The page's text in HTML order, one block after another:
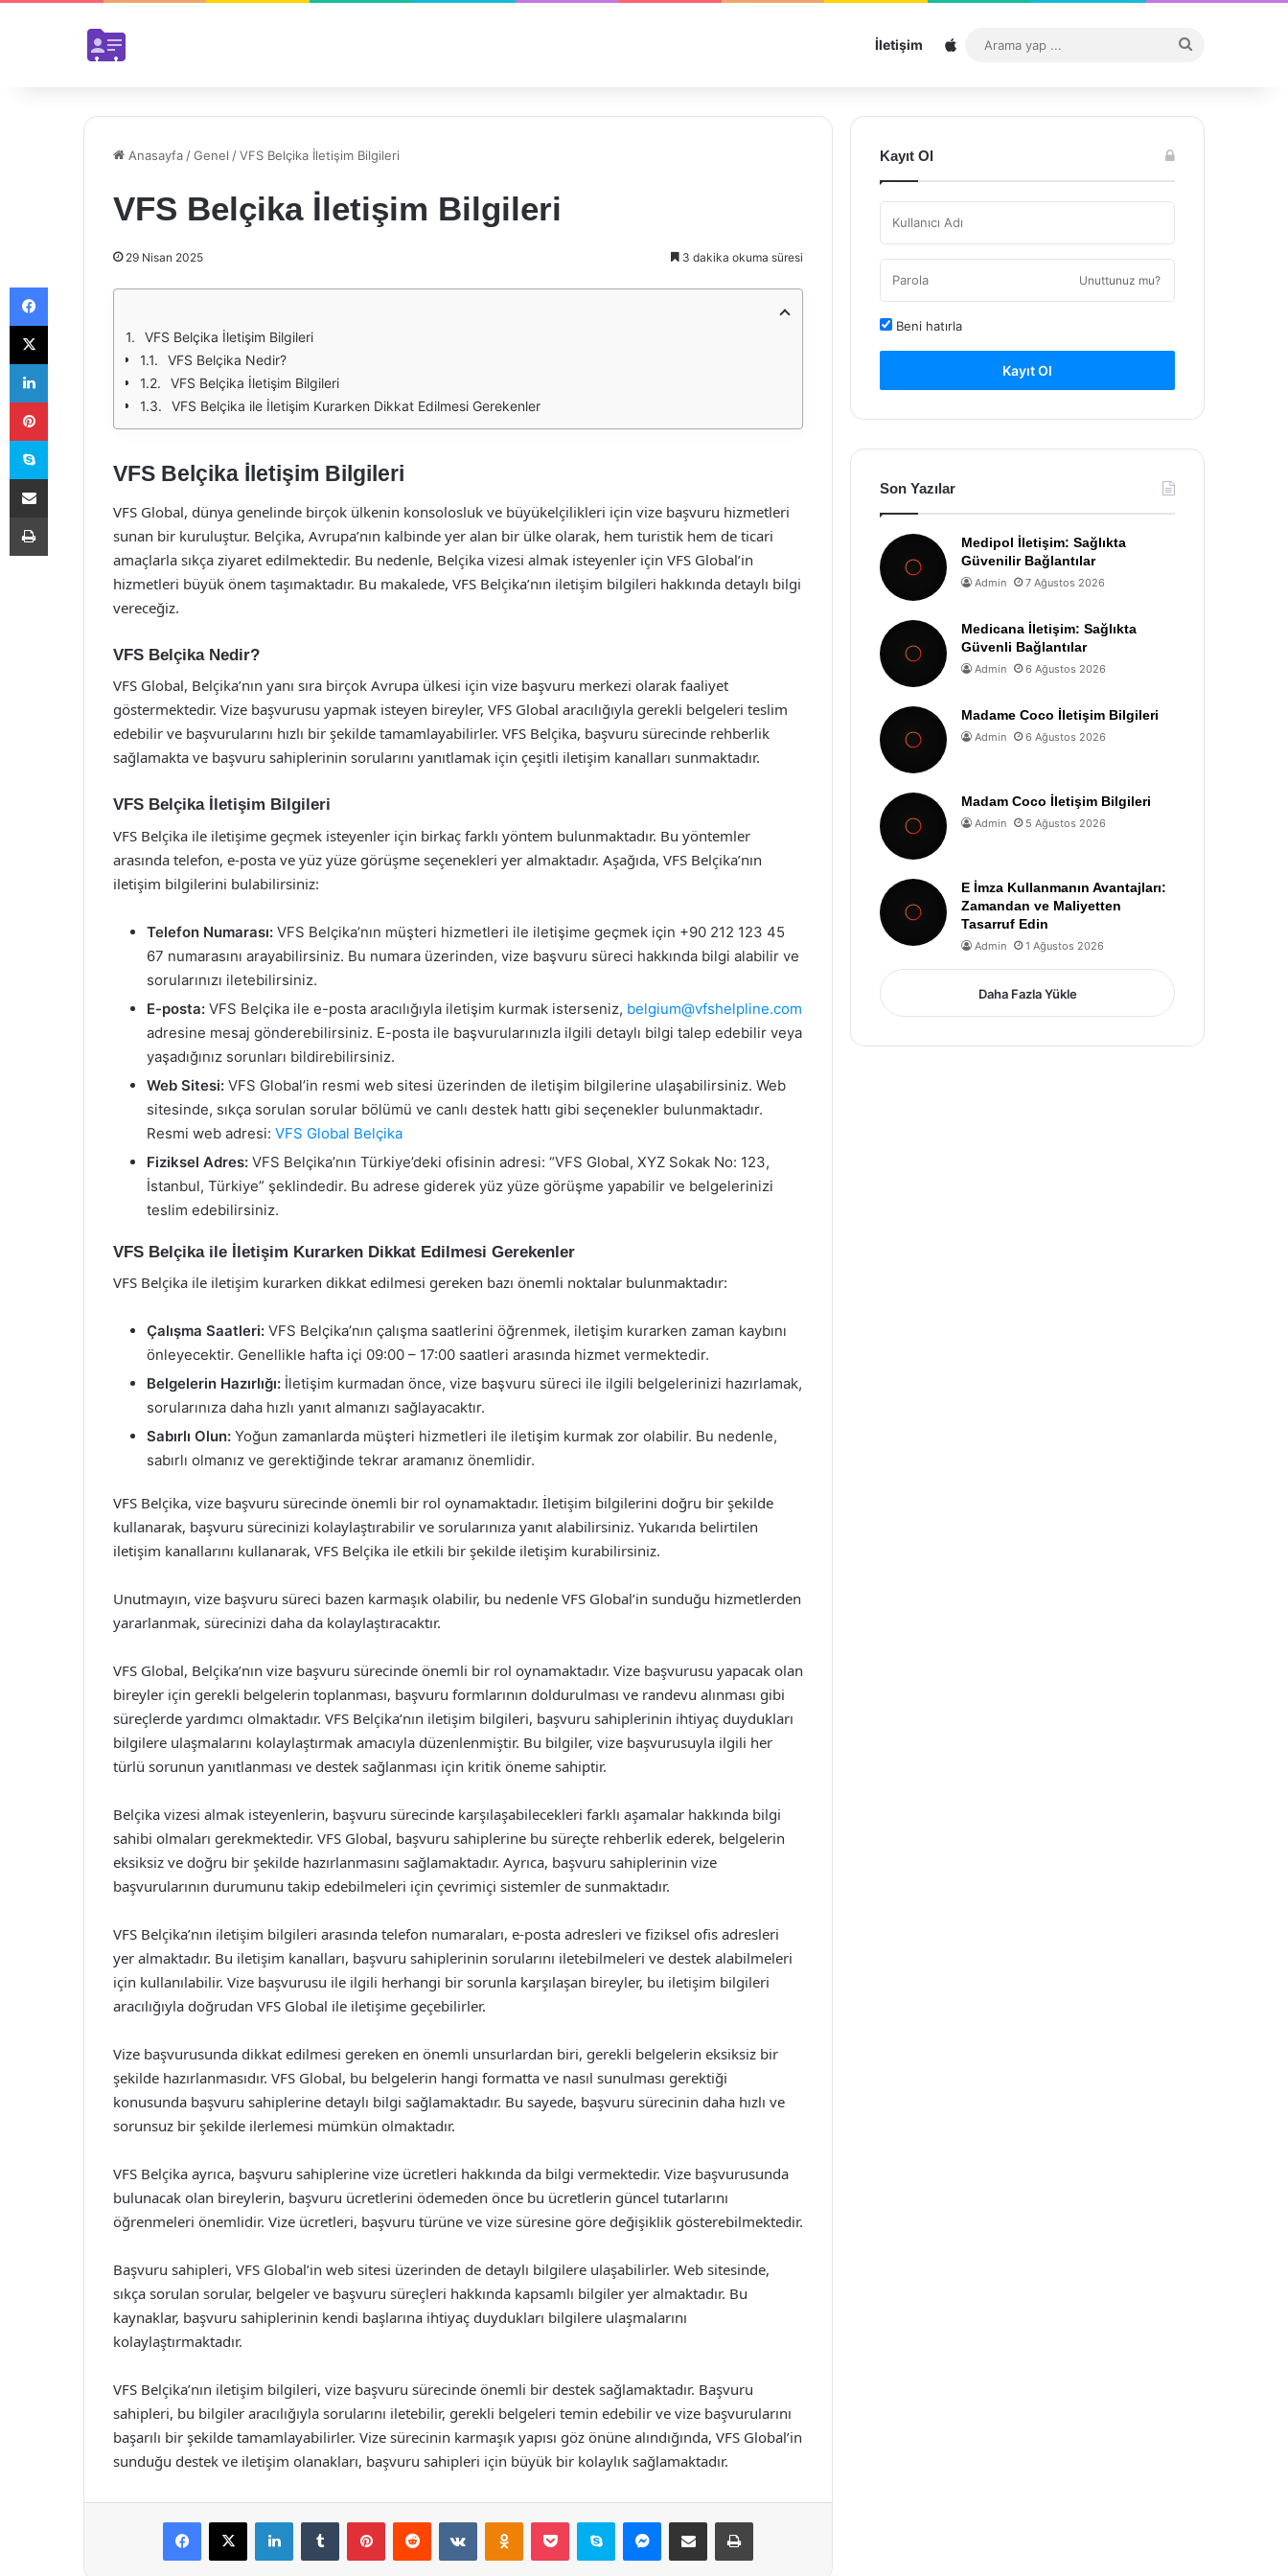
İletişim Sitemap
...
Anasayfa /Genel /VFS Belçika İletişim Bilgileri
VFS Belçika İletişim Bilgileri
29 Nisan 2025 3 dakika okuma süresi
VFS Belçika İletişim Bilgileri
VFS Belçika Nedir?
VFS Belçika İletişim Bilgileri
VFS Belçika ile İletişim Kurarken Dikkat Edilmesi Gerekenler
VFS Belçika İletişim Bilgileri
VFS Global, dünya genelinde birçok ülkenin konsolosluk ve büyükelçilikleri için vize başvuru hizmetleri
sunan bir kuruluştur. Belçika, Avrupa’nın kalbinde yer alan bir ülke olarak, hem turistik hem de ticari
amaçlarla sıkça ziyaret edilmektedir. Bu nedenle, Belçika vizesi almak isteyenler için VFS Global’in
hizmetleri büyük önem taşımaktadır. Bu makalede, VFS Belçika’nın iletişim bilgileri hakkında detaylı bilgi
vereceğiz.
VFS Belçika Nedir?
VFS Global, Belçika’nın yanı sıra birçok Avrupa ülkesi için vize başvuru merkezi olarak faaliyet
göstermektedir. Vize başvurusu yapmak isteyen bireyler, VFS Global aracılığıyla gerekli belgeleri teslim
edebilir ve başvurularını hızlı bir şekilde tamamlayabilirler. VFS Belçika, başvuru sürecinde rehberlik
sağlamakta ve başvuru sahiplerinin sorularını yanıtlamak için çeşitli iletişim kanalları sunmaktadır.
VFS Belçika İletişim Bilgileri
VFS Belçika ile iletişime geçmek isteyenler için birkaç farklı yöntem bulunmaktadır. Bu yöntemler
arasında telefon, e-posta ve yüz yüze görüşme seçenekleri yer almaktadır. Aşağıda, VFS Belçika’nın
iletişim bilgilerini bulabilirsiniz:
Telefon Numarası: VFS Belçika’nın müşteri hizmetleri ile iletişime geçmek için +90 212 123 45
67 numarasını arayabilirsiniz. Bu numara üzerinden, vize başvuru süreci hakkında bilgi alabilir ve
sorularınızı iletebilirsiniz.
E-posta: VFS Belçika ile e-posta aracılığıyla iletişim kurmak isterseniz, belgium@vfshelpline.com
adresine mesaj gönderebilirsiniz. E-posta ile başvurularınızla ilgili detaylı bilgi talep edebilir veya
yaşadığınız sorunları bildirebilirsiniz.
Web Sitesi: VFS Global’in resmi web sitesi üzerinden de iletişim bilgilerine ulaşabilirsiniz. Web
sitesinde, sıkça sorulan sorular bölümü ve canlı destek hattı gibi seçenekler bulunmaktadır.
Resmi web adresi: VFS Global Belçika
Fiziksel Adres: VFS Belçika’nın Türkiye’deki ofisinin adresi: “VFS Global, XYZ Sokak No: 123,
İstanbul, Türkiye” şeklindedir. Bu adrese giderek yüz yüze görüşme yapabilir ve belgelerinizi
teslim edebilirsiniz.
VFS Belçika ile İletişim Kurarken Dikkat Edilmesi Gerekenler
VFS Belçika ile iletişim kurarken dikkat edilmesi gereken bazı önemli noktalar bulunmaktadır:
Çalışma Saatleri: VFS Belçika’nın çalışma saatlerini öğrenmek, iletişim kurarken zaman kaybını
önleyecektir. Genellikle hafta içi 09:00 – 17:00 saatleri arasında hizmet vermektedir.
Belgelerin Hazırlığı: İletişim kurmadan önce, vize başvuru süreci ile ilgili belgelerinizi hazırlamak,
sorularınıza daha hızlı yanıt almanızı sağlayacaktır.
Sabırlı Olun: Yoğun zamanlarda müşteri hizmetleri ile iletişim kurmak zor olabilir. Bu nedenle,
sabırlı olmanız ve gerektiğinde tekrar aramanız önemlidir.
VFS Belçika, vize başvuru sürecinde önemli bir rol oynamaktadır. İletişim bilgilerini doğru bir şekilde
kullanarak, başvuru sürecinizi kolaylaştırabilir ve sorularınıza yanıt alabilirsiniz. Yukarıda belirtilen
iletişim kanallarını kullanarak, VFS Belçika ile etkili bir şekilde iletişim kurabilirsiniz.
Unutmayın, vize başvuru süreci bazen karmaşık olabilir, bu nedenle VFS Global’in sunduğu hizmetlerden
yararlanmak, sürecinizi daha da kolaylaştıracaktır.
VFS Global, Belçika’nın vize başvuru sürecinde önemli bir rol oynamaktadır. Vize başvurusu yapacak olan
bireyler için gerekli belgelerin toplanması, başvuru formlarının doldurulması ve randevu alınması gibi
süreçlerde yardımcı olmaktadır. VFS Belçika’nın iletişim bilgileri, başvuru sahiplerinin ihtiyaç duydukları
bilgilere ulaşmalarını kolaylaştırmak amacıyla düzenlenmiştir. Bu bilgiler, vize başvurusuyla ilgili her
türlü sorunun yanıtlanması ve destek sağlanması için kritik öneme sahiptir.
Belçika vizesi almak isteyenlerin, başvuru sürecinde karşılaşabilecekleri farklı aşamalar hakkında bilgi
sahibi olmaları gerekmektedir. VFS Global, başvuru sahiplerine bu süreçte rehberlik ederek, belgelerin
eksiksiz ve doğru bir şekilde hazırlanmasını sağlamaktadır. Ayrıca, başvuru sahiplerinin vize
başvurularının durumunu takip edebilmeleri için çevrimiçi sistemler de sunmaktadır.
VFS Belçika’nın iletişim bilgileri arasında telefon numaraları, e-posta adresleri ve fiziksel ofis adresleri
yer almaktadır. Bu iletişim kanalları, başvuru sahiplerinin sorularını iletebilmeleri ve destek alabilmeleri
için kullanılabilir. Vize başvurusu ile ilgili herhangi bir sorunla karşılaşan bireyler, bu iletişim bilgileri
aracılığıyla doğrudan VFS Global ile iletişime geçebilirler.
Vize başvurusunda dikkat edilmesi gereken en önemli unsurlardan biri, gerekli belgelerin eksiksiz bir
şekilde hazırlanmasıdır. VFS Global, bu belgelerin hangi formatta ve nasıl sunulması gerektiği
konusunda başvuru sahiplerine detaylı bilgi sağlamaktadır. Bu sayede, başvuru sürecinin daha hızlı ve
sorunsuz bir şekilde ilerlemesi mümkün olmaktadır.
VFS Belçika ayrıca, başvuru sahiplerine vize ücretleri hakkında da bilgi vermektedir. Vize başvurusunda
bulunacak olan bireylerin, başvuru ücretlerini ödemeden önce bu ücretlerin güncel tutarlarını
öğrenmeleri önemlidir. Vize ücretleri, başvuru türüne ve vize süresine göre değişiklik gösterebilmektedir.
Başvuru sahipleri, VFS Global’in web sitesi üzerinden de detaylı bilgilere ulaşabilirler. Web sitesinde,
sıkça sorulan sorular, belgeler ve başvuru süreçleri hakkında kapsamlı bilgiler yer almaktadır. Bu
kaynaklar, başvuru sahiplerinin kendi başlarına ihtiyaç duydukları bilgilere ulaşmalarını
kolaylaştırmaktadır.
VFS Belçika’nın iletişim bilgileri, vize başvuru sürecinde önemli bir destek sağlamaktadır. Başvuru
sahipleri, bu bilgiler aracılığıyla sorularını iletebilir, gerekli belgeleri temin edebilir ve vize başvurularını
başarılı bir şekilde tamamlayabilirler. Vize sürecinin karmaşık yapısı göz önüne alındığında, VFS Global’in
sunduğu destek ve iletişim olanakları, başvuru sahipleri için büyük bir kolaylık sağlamaktadır.
Facebook
X LinkedInTumblr PinterestReddit VKontakteOdnoklassniki
Pocket Skype Messenger
E-Posta ile paylaş Yazdır
Kayıt Ol
Unuttunuz mu?
Beni hatırla
Kayıt Ol
Son Yazılar
Medipol İletişim: Sağlıkta
Güvenilir Bağlantılar
Admin 7 Ağustos 2026
Medicana İletişim: Sağlıkta
Güvenli Bağlantılar
Admin 6 Ağustos 2026
Madame Coco İletişim Bilgileri
Admin 6 Ağustos 2026
Madam Coco İletişim Bilgileri
Admin 5 Ağustos 2026
E İmza Kullanmanın Avantajları:
Zamandan ve Maliyetten
Tasarruf Edin
Admin 1 Ağustos 2026
Daha Fazla Yükle
Facebook
X
LinkedIn
Pinterest
Skype
E-Posta ile paylaş